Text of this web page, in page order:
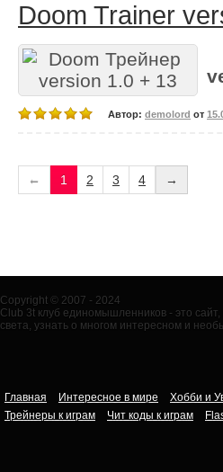
Doom Trainer
Автор: demolord от
← 1 2 3 4 →
Copyright © 2007 - 2024
Club 3t клуб единомышленников - это
света, узнать о многом интересном и
Главная Интересное в мире Хобби и
Трейнеры к играм
Чит коды к играм